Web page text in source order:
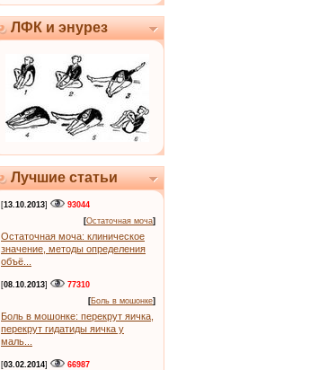
ЛФК и энурез
Лучшие статьи
[13.10.2013]
93044
[Остаточная моча]
Остаточная моча: клиническое
значение, методы определения
объё...
[08.10.2013]
77310
[Боль в мошонке]
Боль в мошонке: перекрут яичка,
перекрут гидатиды яичка у
маль...
[03.02.2014]
66987